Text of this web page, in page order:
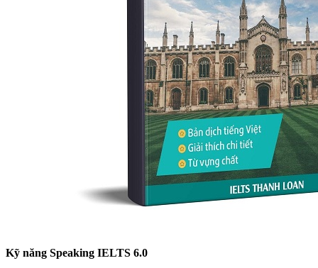
Kỹ năng Speaking IELTS 6.0